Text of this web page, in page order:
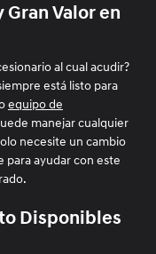
Valor en
al cual acudir?
está listo para
equipo de
manejar cualquier
necesite un cambio
ayudar con este
Disponibles